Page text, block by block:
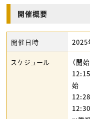
開催概要
開催日時 2025
スケジュール
（開
始